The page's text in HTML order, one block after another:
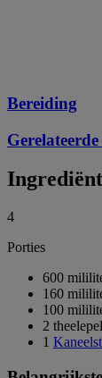
Bereiding
4
Porties
600
160
100
2
1